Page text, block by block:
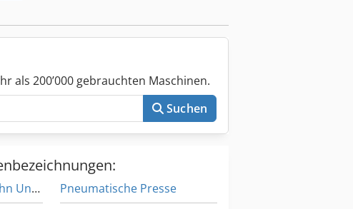
als 200’000 gebrauchten Maschinen.
Suchen
Handhebelpresse Hahn Und Kolb
Pneumatische Presse